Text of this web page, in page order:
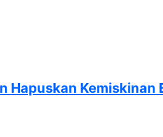
Hapuskan Kemiskinan